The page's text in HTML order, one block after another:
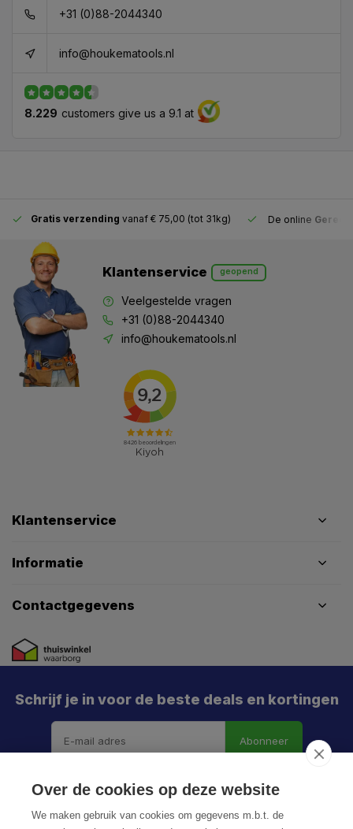
+31 (0)88-2044340
info@houkematools.nl
8.229 customers give us a 9.1 at
Gratis verzending vanaf € 75,00 (tot 31kg) De online
Klantenservice geopend
Veelgestelde vragen
+31 (0)88-2044340
info@houkematools.nl
Klantenservice
Informatie
Contactgegevens
Schrijf je in voor de beste deals en kortingen
Abonneer
Over de cookies op deze website
We maken gebruik van cookies om gegevens m.b.t. de